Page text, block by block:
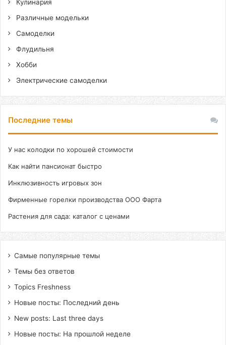
Кулинария
Различные модельки
Самоделки
Флудильня
Хобби
Электрические самоделки
Последние темы
У нас колодки по хорошей стоимости
Как найти пансионат быстро
Инклюзивность игровых зон
Фирменные горелки производства ООО Фарта
Растения для сада: каталог с ценами
Самые популярные темы
Темы без ответов
Topics Freshness
Новые посты: Последний день
New posts: Last three days
Новые посты: На прошлой неделе